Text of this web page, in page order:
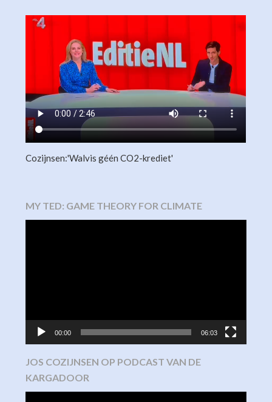
Cozijnsen:'Walvis géén CO2-krediet'
MY TED: GAME THEORY FOR CLIMATE
00:00 06:03
JOS COZIJNSEN OP PODCAST VAN DE
KARGADOOR